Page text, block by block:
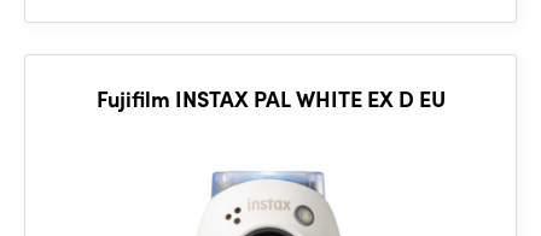
Fujifilm INSTAX PAL WHITE EX D EU